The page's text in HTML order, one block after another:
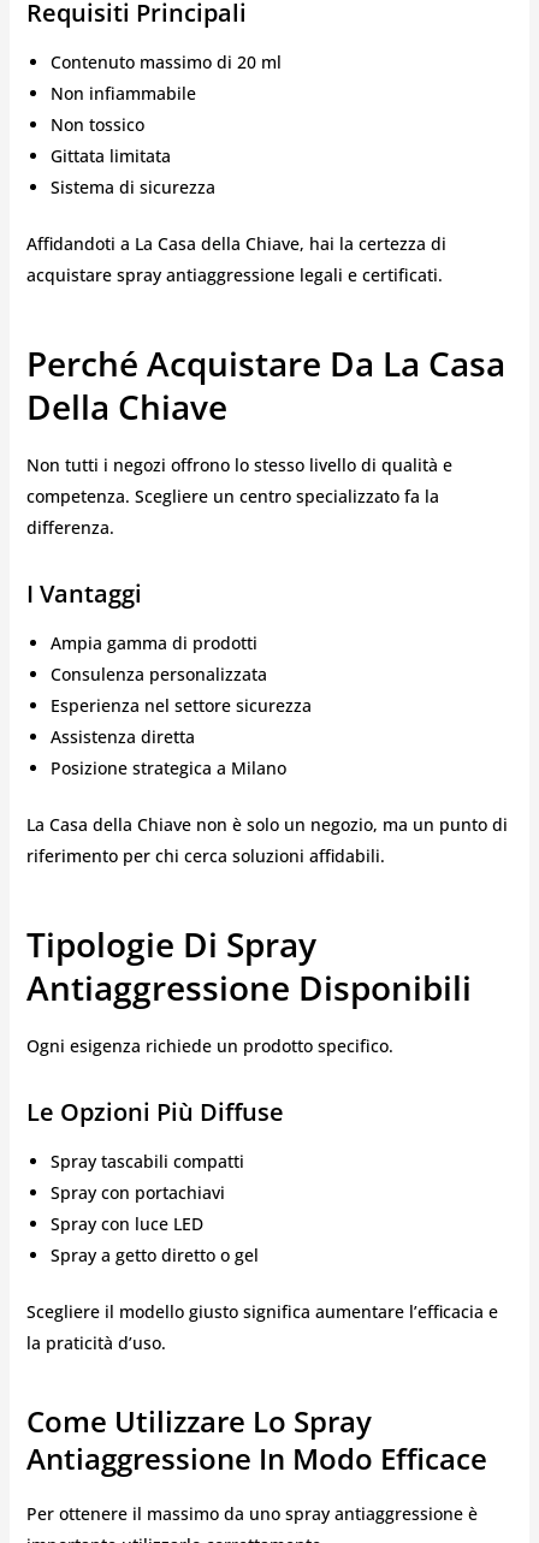
Requisiti Principali
Contenuto massimo di 20 ml
Non infiammabile
Non tossico
Gittata limitata
Sistema di sicurezza
Affidandoti a La Casa della Chiave, hai la certezza di
acquistare spray antiaggressione legali e certificati.
Perché Acquistare Da La Casa
Della Chiave
Non tutti i negozi offrono lo stesso livello di qualità e
competenza. Scegliere un centro specializzato fa la
differenza.
I Vantaggi
Ampia gamma di prodotti
Consulenza personalizzata
Esperienza nel settore sicurezza
Assistenza diretta
Posizione strategica a Milano
La Casa della Chiave non è solo un negozio, ma un punto di
riferimento per chi cerca soluzioni affidabili.
Tipologie Di Spray
Antiaggressione Disponibili
Ogni esigenza richiede un prodotto specifico.
Le Opzioni Più Diffuse
Spray tascabili compatti
Spray con portachiavi
Spray con luce LED
Spray a getto diretto o gel
Scegliere il modello giusto significa aumentare l’efficacia e
la praticità d’uso.
Come Utilizzare Lo Spray
Antiaggressione In Modo Efficace
Per ottenere il massimo da uno spray antiaggressione è